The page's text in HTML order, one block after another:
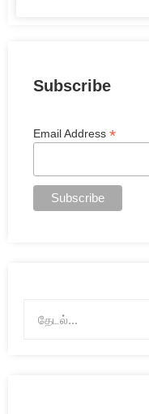
Subscribe
Email Address *